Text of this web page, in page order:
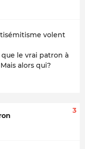
volent
le vrai patron à
alors qui?
3